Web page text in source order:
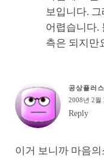
보입니다.
어렵습니다.
측은 되지만
공상플러스
2008년 2월
Reply
이거 보니까 마음